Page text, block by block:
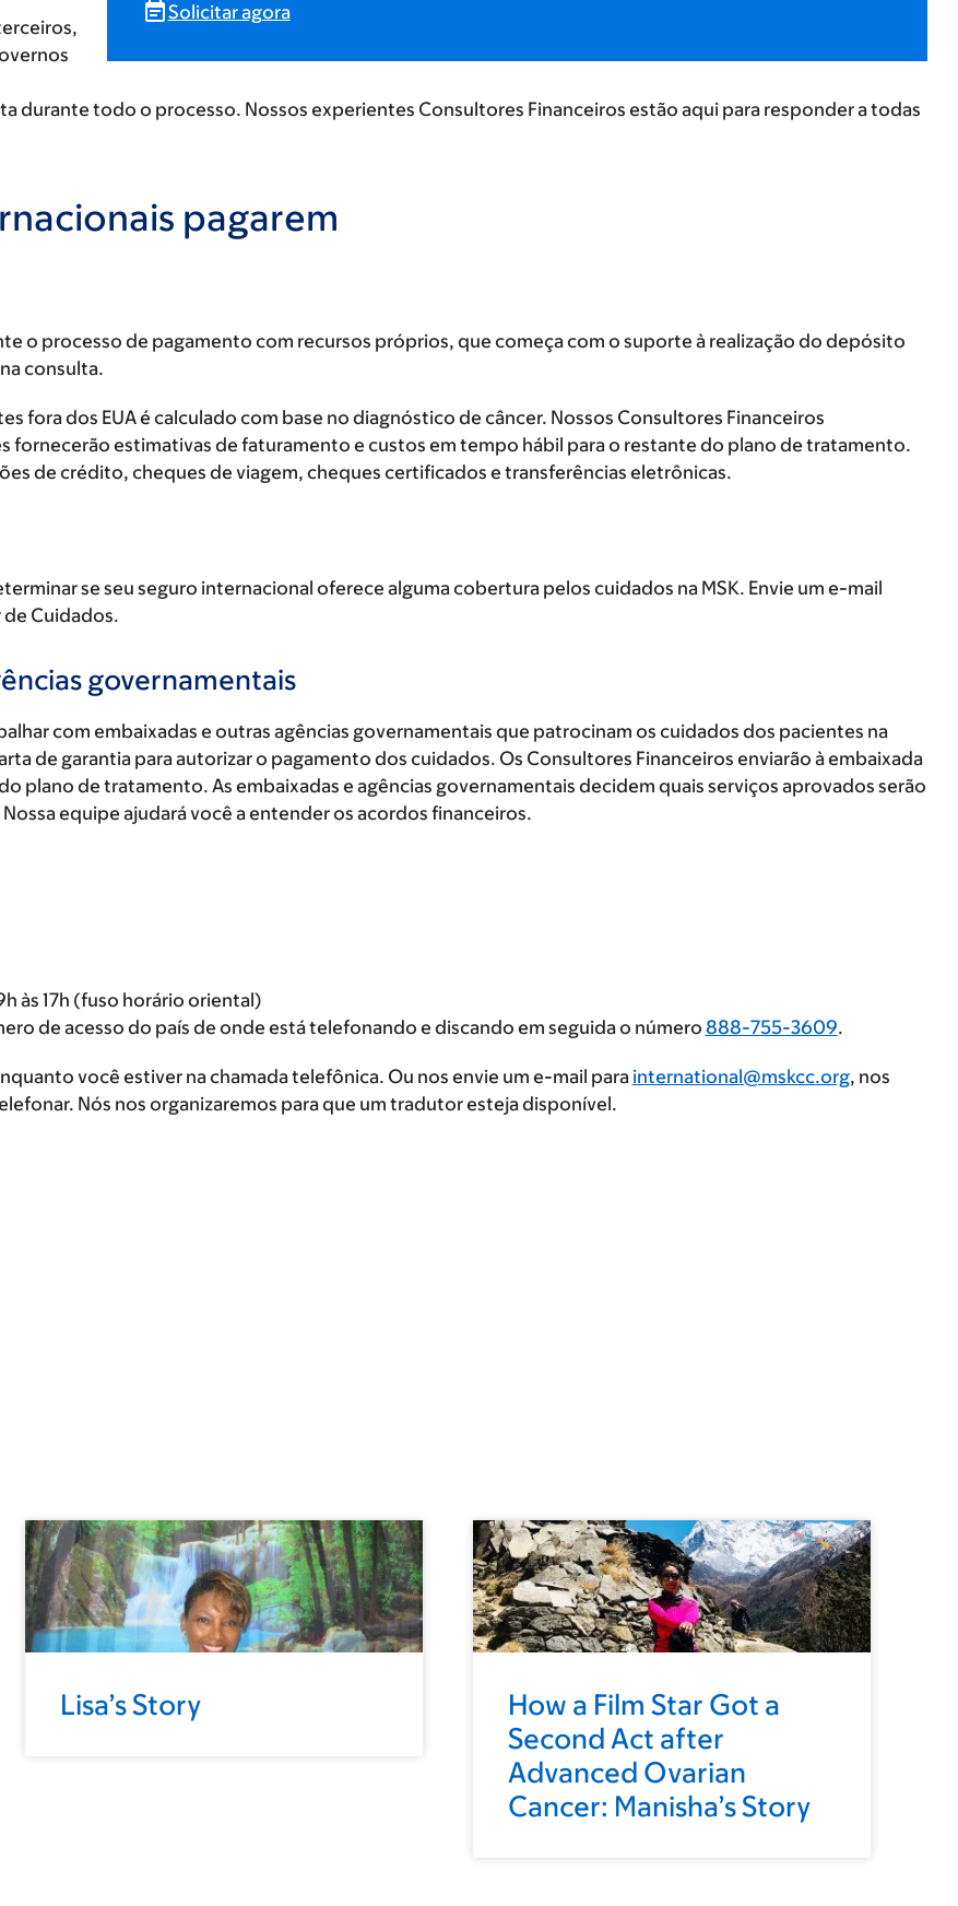
Solicitar agora
durante todo o processo. Nossos experientes Consultores Financeiros estão aqui para responder a todas
pagarem
o processo de pagamento com recursos próprios, que começa com o suporte à realização do depósito
consulta.
fora dos EUA é calculado com base no diagnóstico de câncer. Nossos Consultores Financeiros
fornecerão estimativas de faturamento e custos em tempo hábil para o restante do plano de tratamento.
de crédito, cheques de viagem, cheques certificados e transferências eletrônicas.
se seu seguro internacional oferece alguma cobertura pelos cuidados na MSK. Envie um e-mail
Cuidados.
governamentais
com embaixadas e outras agências governamentais que patrocinam os cuidados dos pacientes na
de garantia para autorizar o pagamento dos cuidados. Os Consultores Financeiros enviarão à embaixada
plano de tratamento. As embaixadas e agências governamentais decidem quais serviços aprovados serão
equipe ajudará você a entender os acordos financeiros.
às 17h (fuso horário oriental)
de acesso do país de onde está telefonando e discando em seguida o número 888-755-3609.
você estiver na chamada telefônica. Ou nos envie um e-mail parainternational@mskcc.org, nos
Nós nos organizaremos para que um tradutor esteja disponível.
Lisa’s Story
How a Film Star Got a
Second Act after
Advanced Ovarian
Cancer: Manisha’s Story